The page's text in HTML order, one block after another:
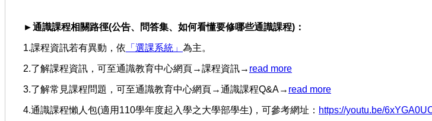
►通識課程相關路徑(公告、問答集、如何看懂要修哪些通識課程) ：
1.課程資訊若有異動，依 「選課系統」 為主。
2.了解課程資訊，可至通識教育中心網頁→課程資訊→ read more
3.了解常見課程問題，可至通識教育中心網頁→通識課程Q&A→ read more
4.通識課程懶人包(適用110學年度起入學之大學部學生)，可參考網址： https://youtu.be/